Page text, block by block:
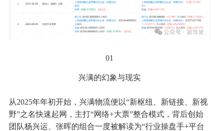
01
兴满的幻象与现实
从2025年年初开始，兴满物流便以“新枢纽、新链接、新视
野”之名快速起网，主打“网络+大票”整合模式，背后创始
团队杨兴运、张晖的组合一度被解读为“行业操盘手+平台